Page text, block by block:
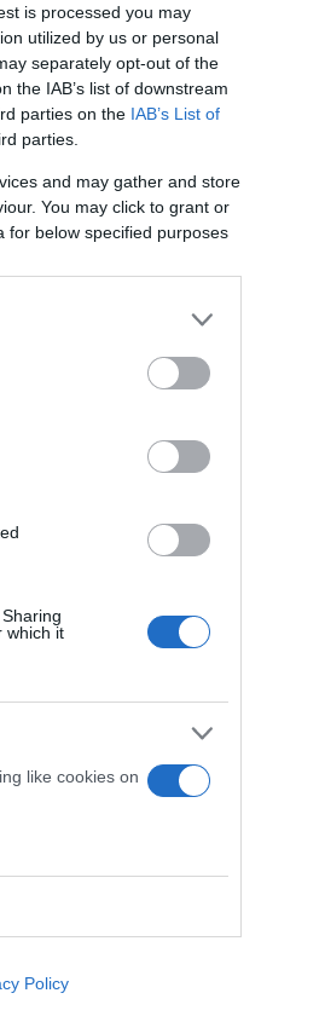
is processed you may
utilized by us or personal
separately opt-out of the
the IAB’s list of downstream
parties on the IAB’s List of
parties.
and may gather and store
You may click to grant or
for below specified purposes
which it
like cookies on
Policy
στα καύσιμα: Πού
πλέον οι τιμές σε
το Flash.gr
για